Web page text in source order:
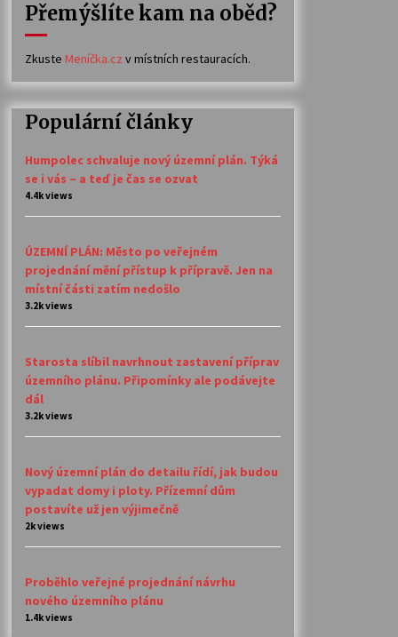
Přemýšlíte kam na oběd?
Zkuste Meníčka.cz v místních restauracích.
Populární články
Humpolec schvaluje nový územní plán. Týká
se i vás – a teď je čas se ozvat
4.4k views
ÚZEMNÍ PLÁN: Město po veřejném
projednání mění přístup k přípravě. Jen na
místní části zatím nedošlo
3.2k views
Starosta slíbil navrhnout zastavení příprav
územního plánu. Připomínky ale podávejte
dál
3.2k views
Nový územní plán do detailu řídí, jak budou
vypadat domy i ploty. Přízemní dům
postavíte už jen výjimečně
2k views
Proběhlo veřejné projednání návrhu
nového územního plánu
1.4k views